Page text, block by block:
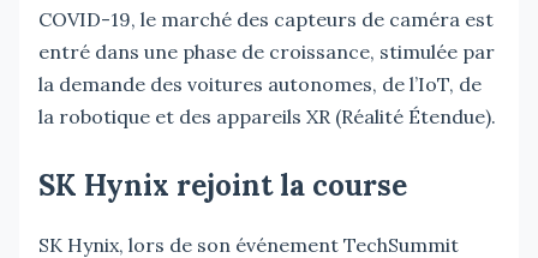
COVID-19, le marché des capteurs de caméra est
entré dans une phase de croissance, stimulée par
la demande des voitures autonomes, de l’IoT, de
la robotique et des appareils XR (Réalité Étendue).
SK Hynix rejoint la course
SK Hynix, lors de son événement TechSummit